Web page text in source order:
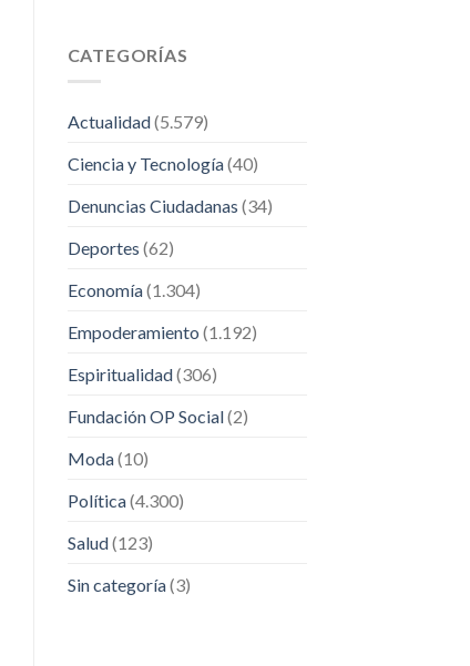
CATEGORÍAS
Actualidad(5.579)
Ciencia y Tecnología(40)
Denuncias Ciudadanas (34)
Deportes (62)
Economía(1.304)
Empoderamiento (1.192)
Espiritualidad(306)
Fundación OP Social(2)
Moda(10)
Política(4.300)
Salud(123)
Sin categoría(3)